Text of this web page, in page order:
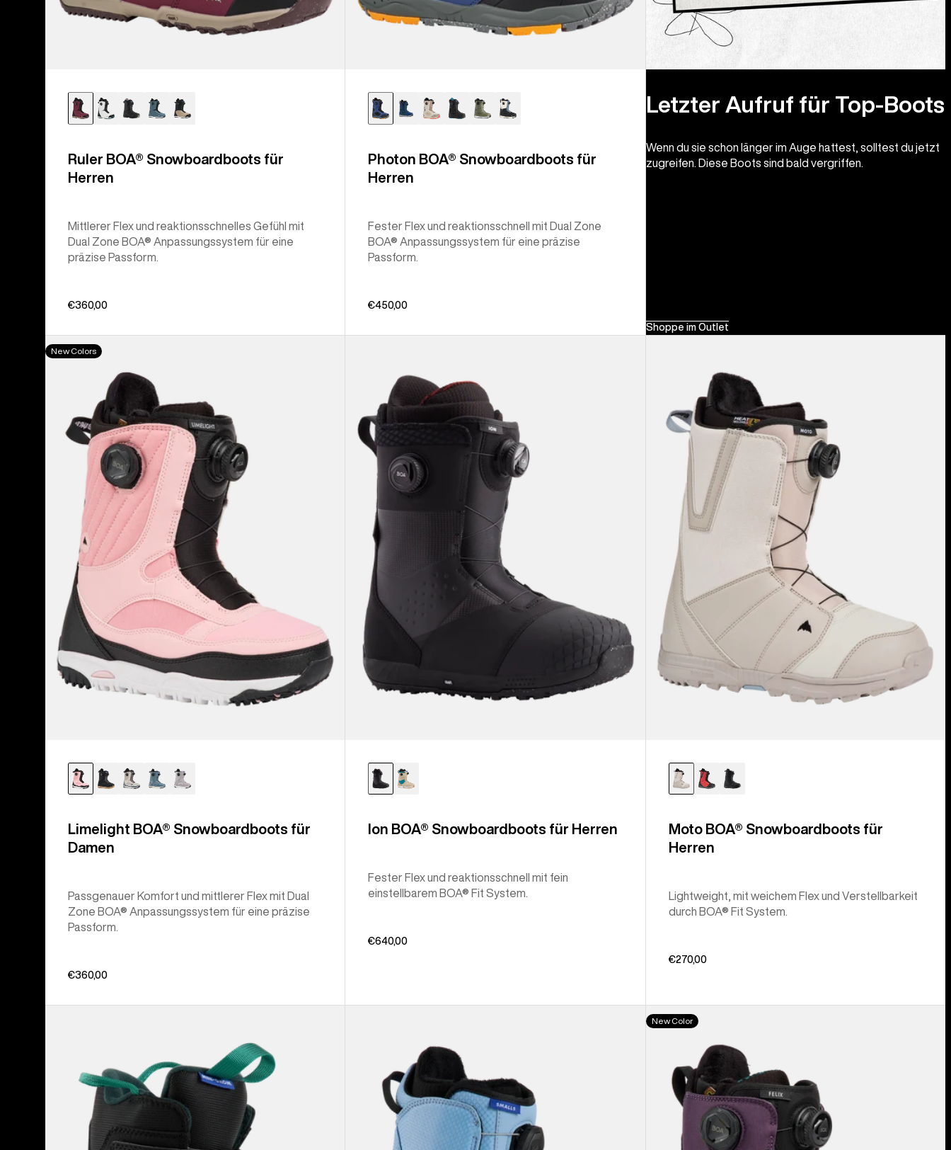
Ruler BOA® Snowboardboots für
Herren
Mittlerer Flex und reaktionsschnelles Gefühl mit
Dual Zone BOA® Anpassungssystem für eine
präzise Passform.
€360,00
Photon BOA® Snowboardboots für
Herren
Fester Flex und reaktionsschnell mit Dual Zone
BOA® Anpassungssystem für eine präzise
Passform.
€450,00
Letzter Aufruf für Top-Boots
Wenn du sie schon länger im Auge hattest, solltest du jetzt
zugreifen. Diese Boots sind bald vergriffen.
Shoppe im Outlet
Burton
Limelight
Snowboardboots
Damen
New Colors
Limelight BOA® Snowboardboots für
Damen
Passgenauer Komfort und mittlerer Flex mit Dual
Zone BOA® Anpassungssystem für eine präzise
Passform.
€360,00
Snowboardboots
Herren
Ion BOA® Snowboardboots für Herren
Fester Flex und reaktionsschnell mit fein
einstellbarem BOA® Fit System.
€640,00
Snowboardboots
Herren
Moto BOA® Snowboardboots für
Herren
Lightweight, mit weichem Flex und Verstellbarkeit
durch BOA® Fit System.
€270,00
Snowboardboots
Burton
Felix
Snowboardboots
Damen
New Color